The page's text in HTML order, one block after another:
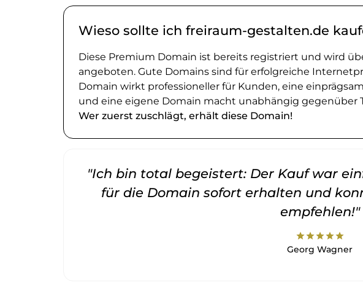
Wieso sollte ich freiraum-gestalten.de
Diese Premium Domain ist bereits registriert und wird
angeboten. Gute Domains sind für erfolgreiche
Domain wirkt professioneller für Kunden, eine
und eine eigene Domain macht unabhängig gegenüber
Wer zuerst zuschlägt, erhält diese Domain!
"Ich bin total begeistert: Der Kauf war
für die Domain sofort erhalten und
empfehlen!"
starstarstarstarstar
Georg Wagner